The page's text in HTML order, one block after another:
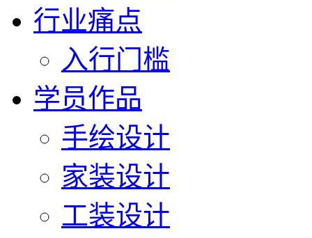
行业痛点
入行门槛
学员作品
手绘设计
家装设计
工装设计